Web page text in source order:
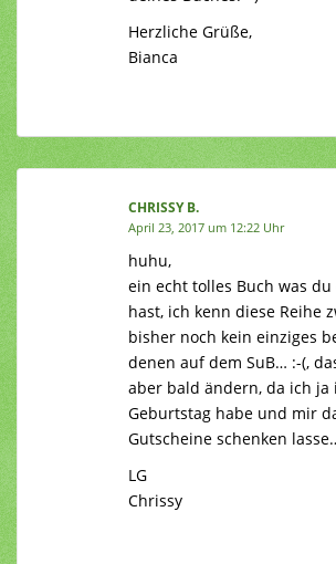
Herzliche Grüße,
Bianca
CHRISSY B.
April 23, 2017 um 12:22 Uhr
huhu,
ein echt tolles Buch was du
hast, ich kenn diese Reihe
bisher noch kein einziges
denen auf dem SuB… :-(,
aber bald ändern, da ich ja
Geburtstag habe und mir
Gutscheine schenken
LG
Chrissy